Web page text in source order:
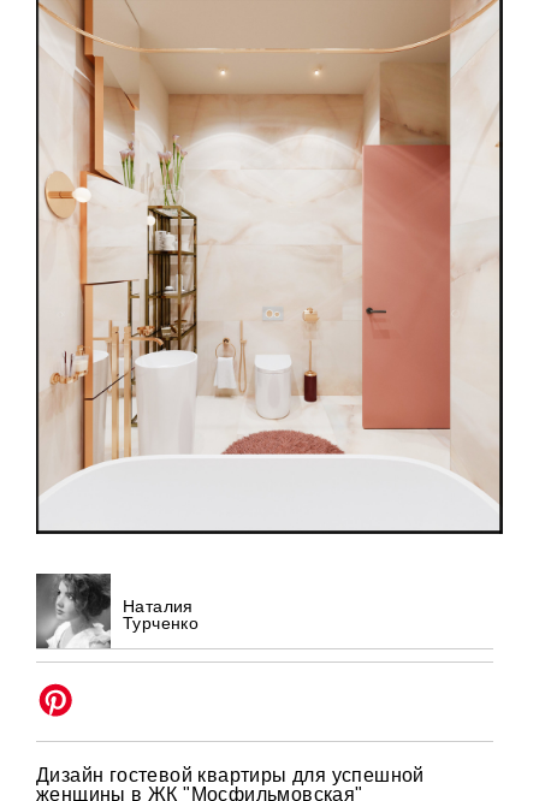
Наталия
Турченко
Дизайн гостевой квартиры для успешной
женщины в ЖК "Мосфильмовская"